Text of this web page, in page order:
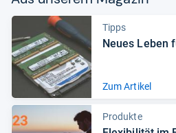
Tipps
Neues Leben
Zum Artikel
Produkte